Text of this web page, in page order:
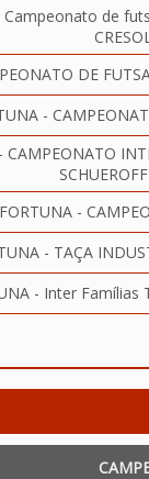
Campeonato de
DE
-
CAMPEONATO
-
- TAÇA
- Inter Famílias